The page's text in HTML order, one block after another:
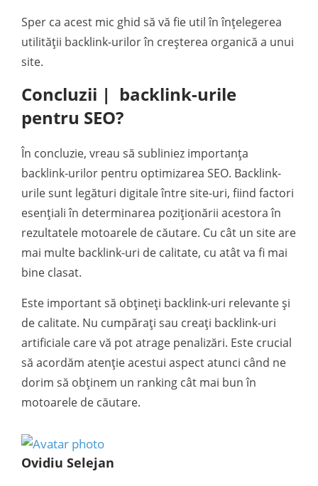
Sper ca acest mic ghid să vă fie util în înțelegerea
utilității backlink-urilor în creșterea organică a unui
site.
Concluzii | backlink-urile
pentru SEO?
În concluzie, vreau să subliniez importanța
backlink-urilor pentru optimizarea SEO. Backlink-
urile sunt legături digitale între site-uri, fiind factori
esențiali în determinarea poziționării acestora în
rezultatele motoarele de căutare. Cu cât un site are
mai multe backlink-uri de calitate, cu atât va fi mai
bine clasat.
Este important să obțineți backlink-uri relevante și
de calitate. Nu cumpărați sau creați backlink-uri
artificiale care vă pot atrage penalizări. Este crucial
să acordăm atenție acestui aspect atunci când ne
dorim să obținem un ranking cât mai bun în
motoarele de căutare.
Ovidiu Selejan